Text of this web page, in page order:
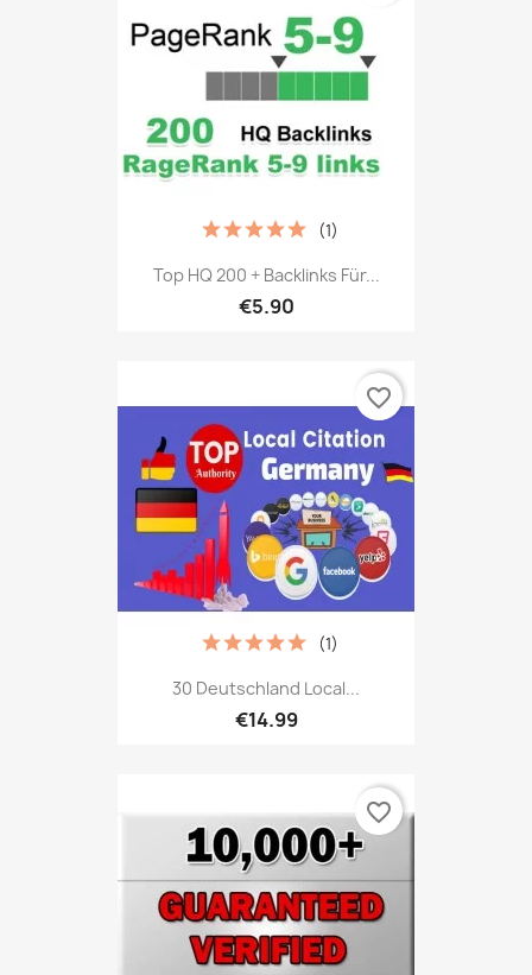
Top HQ 200 + Backlinks Für...
€5.90
(1)
30 Deutschland Local...
€14.99
(1)
favorite_border
favorite_border